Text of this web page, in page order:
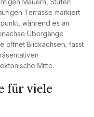
Terrasse markiert
während es an
Übergänge
öffnet Blickachsen, fasst
Mitte.
für viele